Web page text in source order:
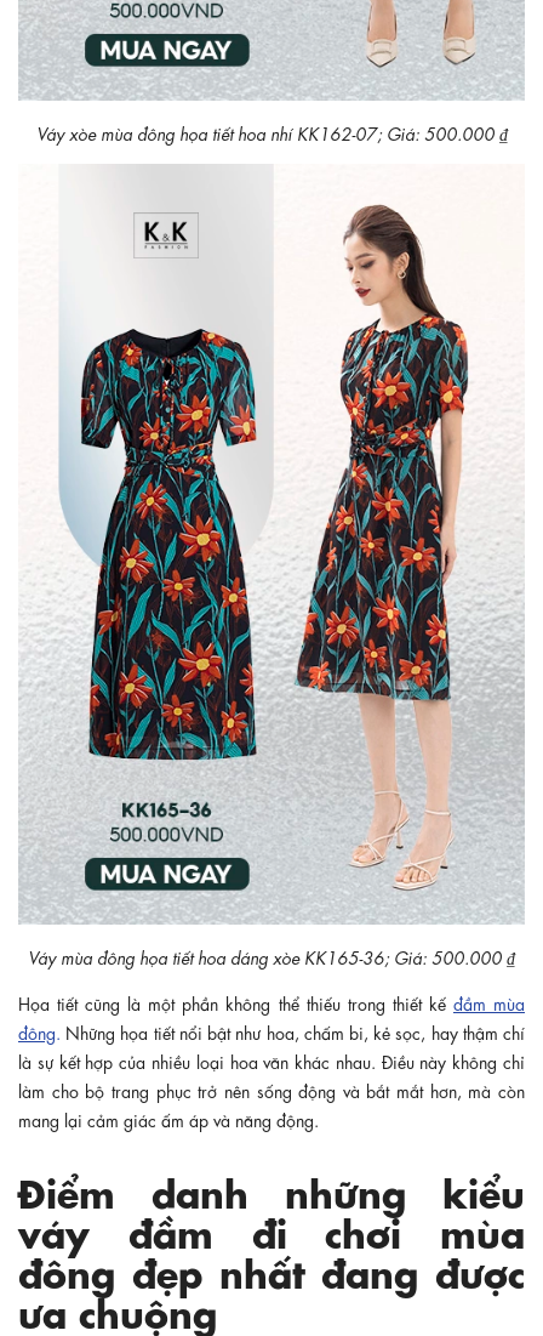
Váy xòe mùa đông họa tiết hoa nhí KK162-07; Giá: 500.000 ₫
Váy mùa đông họa tiết hoa dáng xòe KK165-36; Giá: 500.000 ₫
Họa tiết cũng là một phần không thể thiếu trong thiết kế đầm mùa
đông Những họa tiết nổi bật như hoa, chấm bi, kẻ sọc, hay thậm chí
là sự kết hợp của nhiều loại hoa văn khác nhau. Điều này không chỉ
làm cho bộ trang phục trở nên sống động và bắt mắt hơn, mà còn
mang lại cảm giác ấm áp và năng động.
Điểm danh những kiểu
váy đầm đi chơi mùa
đông đẹp nhất đang được
ưa chuộng